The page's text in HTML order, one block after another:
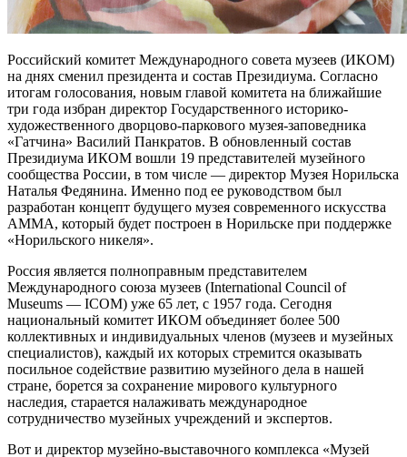
Российский комитет Международного совета музеев (ИКОМ)
на днях сменил президента и состав Президиума. Согласно
итогам голосования, новым главой комитета на ближайшие
три года избран директор Государственного историко-
художественного дворцово-паркового музея-заповедника
«Гатчина» Василий Панкратов. В обновленный состав
Президиума ИКОМ вошли 19 представителей музейного
сообщества России, в том числе — директор Музея Норильска
Наталья Федянина. Именно под ее руководством был
разработан концепт будущего музея современного искусства
АММА, который будет построен в Норильске при поддержке
«Норильского никеля».
Россия является полноправным представителем
Международного союза музеев (International Council of
Museums — ICOM) уже 65 лет, с 1957 года. Сегодня
национальный комитет ИКОМ объединяет более 500
коллективных и индивидуальных членов (музеев и музейных
специалистов), каждый их которых стремится оказывать
посильное содействие развитию музейного дела в нашей
стране, борется за сохранение мирового культурного
наследия, старается налаживать международное
сотрудничество музейных учреждений и экспертов.
Вот и директор музейно-выставочного комплекса «Музей